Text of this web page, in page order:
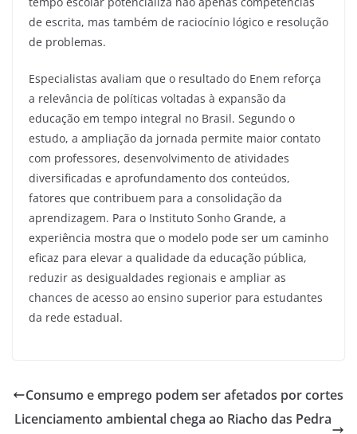
de escrita, mas também de raciocínio lógico e resolução
de problemas.
Especialistas avaliam que o resultado do Enem reforça
a relevância de políticas voltadas à expansão da
educação em tempo integral no Brasil. Segundo o
estudo, a ampliação da jornada permite maior contato
com professores, desenvolvimento de atividades
diversificadas e aprofundamento dos conteúdos,
fatores que contribuem para a consolidação da
aprendizagem. Para o Instituto Sonho Grande, a
experiência mostra que o modelo pode ser um caminho
eficaz para elevar a qualidade da educação pública,
reduzir as desigualdades regionais e ampliar as
chances de acesso ao ensino superior para estudantes
da rede estadual.
Consumo e emprego podem ser afetados por cortes
Licenciamento ambiental chega ao Riacho das Pedra